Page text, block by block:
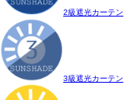
2級遮光カーテン
3級遮光カーテン